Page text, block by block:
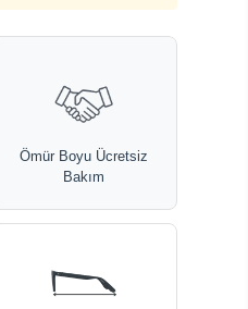
Ömür Boyu Ücretsiz
Bakım